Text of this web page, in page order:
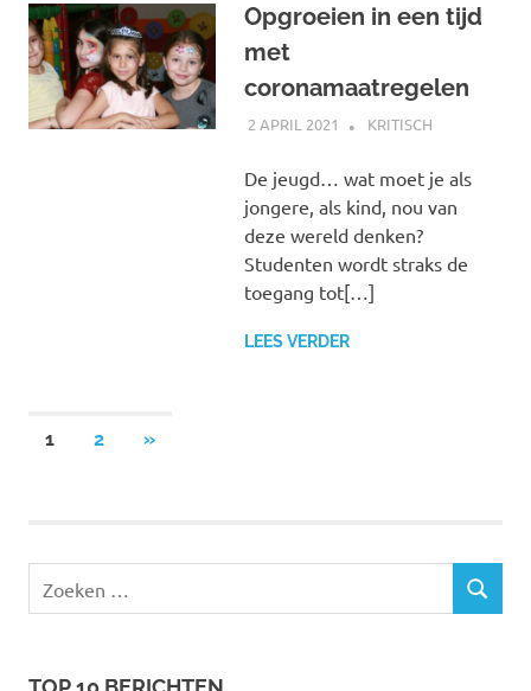
Opgroeien in een tijd
met
coronamaatregelen
2 APRIL 2021 MARJOLEIN
KRITISCH
De jeugd… wat moet je als
jongere, als kind, nou van
deze wereld denken?
Studenten wordt straks de
toegang tot[…]
LEES VERDER
Berichten
1 2
VOLGENDE
»
naar:
ZOEKEN